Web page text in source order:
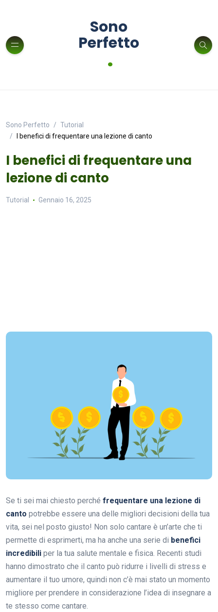
Sono
Perfetto
.
Sono Perfetto
Tutorial
I benefici di frequentare una lezione di canto
I benefici di frequentare una
lezione di canto
Tutorial Gennaio 16, 2025
Se ti sei mai chiesto perché frequentare una lezione di
canto potrebbe essere una delle migliori decisioni della tua
vita, sei nel posto giusto! Non solo cantare è un’arte che ti
permette di esprimerti, ma ha anche una serie di benefici
incredibili per la tua salute mentale e fisica. Recenti studi
hanno dimostrato che il canto può ridurre i livelli di stress e
aumentare il tuo umore, quindi non c’è mai stato un momento
migliore per prendere in considerazione l’idea di insegnare a
te stesso come cantare.